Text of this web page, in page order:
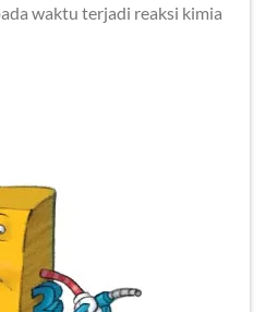
waktu terjadi reaksi kimia